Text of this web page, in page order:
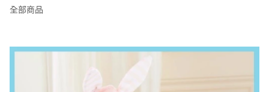
全部商品